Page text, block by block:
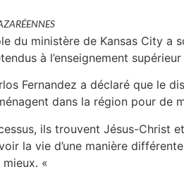
du ministère de Kansas City
à l’enseignement
Fernandez a déclaré que le
dans la région pour de
ils trouvent Jésus-Christ
la vie d’une manière
«